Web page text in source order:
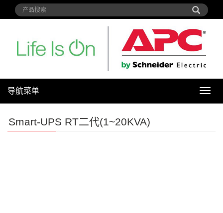
导
导航菜单
Smart-UPS RT二代(1~20KVA)